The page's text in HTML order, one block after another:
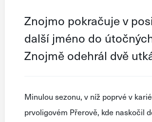
Znojmo pokračuje v
další jméno do
Znojmě odehrál dvě
Minulou sezonu, v níž poprvé v
prvoligovém Přerově, kde naskočil